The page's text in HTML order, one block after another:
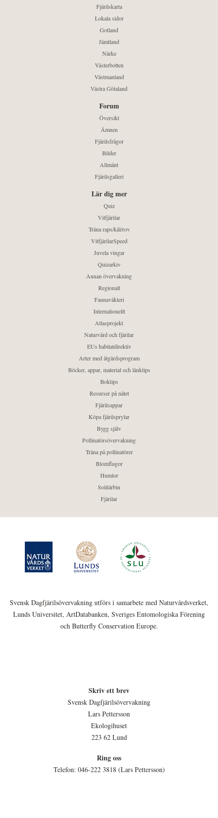
Fjärilskarta
Lokala sidor
Gotland
Jämtland
Närke
Västerbotten
Västmanland
Västra Götaland
Forum
Översikt
Ämnen
Fjärilsfrågor
Bilder
Allmänt
Fjärilsgalleri
Lär dig mer
Quiz
Vitfjärilar
Träna raps/kål/rov
VitfjärilarSpeed
Juvela vingar
Quizarkiv
Annan övervakning
Regionalt
Faunaväkteri
Internationellt
Atlasprojekt
Naturvård och fjärilar
EUs habitatdirektiv
Arter med åtgärdsprogram
Böcker, appar, material och länktips
Boktips
Resurser på nätet
Fjärilsappar
Köpa fjärilsprylar
Bygg själv
Pollinatörsövervakning
Träna på pollinatörer
Blomflugor
Humlor
Solitärbin
Fjärilar
Svensk Dagfjärilsövervakning utförs i samarbete med Naturvårdsverket,
Lunds Universitet, ArtDatabanken, Sveriges Entomologiska Förening
och Butterfly Conservation Europe.
Skriv ett brev
Svensk Dagfjärilsövervakning
Lars Pettersson
Ekologihuset
223 62 Lund
Ring oss
Telefon: 046-222 3818 (Lars Pettersson)